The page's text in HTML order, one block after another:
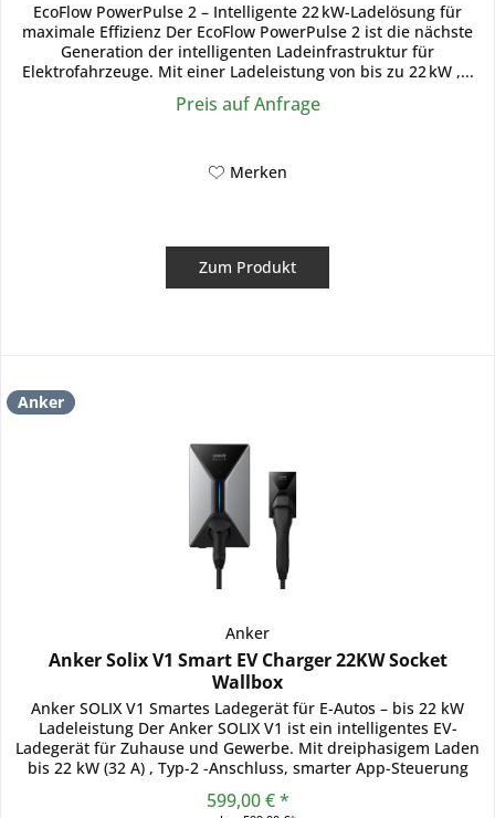
EcoFlow PowerPulse 2 – Intelligente 22 kW-Ladelösung für
maximale Effizienz Der EcoFlow PowerPulse 2 ist die nächste
Generation der intelligenten Ladeinfrastruktur für
Elektrofahrzeuge. Mit einer Ladeleistung von bis zu 22 kW ,...
Preis auf Anfrage
Merken
Zum Produkt
Anker
Anker
Anker Solix V1 Smart EV Charger 22KW Socket
Wallbox
Anker SOLIX V1 Smartes Ladegerät für E-Autos – bis 22 kW
Ladeleistung Der Anker SOLIX V1 ist ein intelligentes EV-
Ladegerät für Zuhause und Gewerbe. Mit dreiphasigem Laden
bis 22 kW (32 A) , Typ-2 -Anschluss, smarter App-Steuerung
599,00 € *